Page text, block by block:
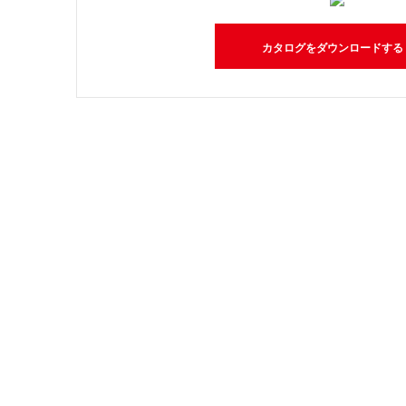
カタログをダウンロードする